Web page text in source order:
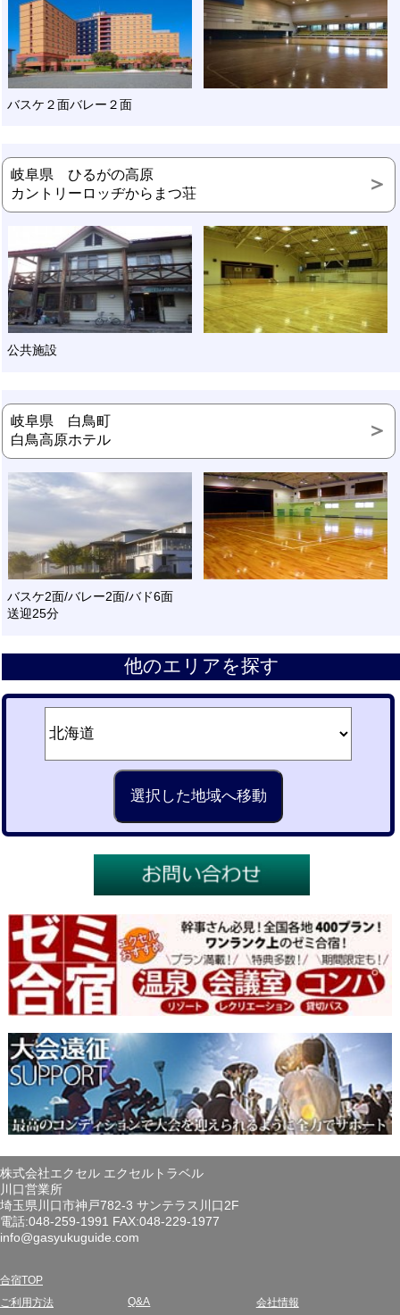
バスケ２面バレー２面
岐阜県 ひるがの高原
カントリーロッヂからまつ荘
公共施設
岐阜県 白鳥町
白鳥高原ホテル
バスケ2面/バレー2面/バド6面
送迎25分
他のエリアを探す
株式会社エクセル エクセルトラベル
川口営業所
埼玉県川口市神戸782-3 サンテラス川口2F
電話:048-259-1991 FAX:048-229-1977
info@gasyukuguide.com
合宿TOP
ご利用方法 Q&A 会社情報